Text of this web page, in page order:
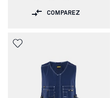
COMPAREZ